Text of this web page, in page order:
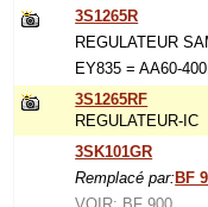
3S1265R
REGULATEUR
EY835 = AA60-
3S1265RF
REGULATEUR-IC
3SK101GR
Remplacé par: BF